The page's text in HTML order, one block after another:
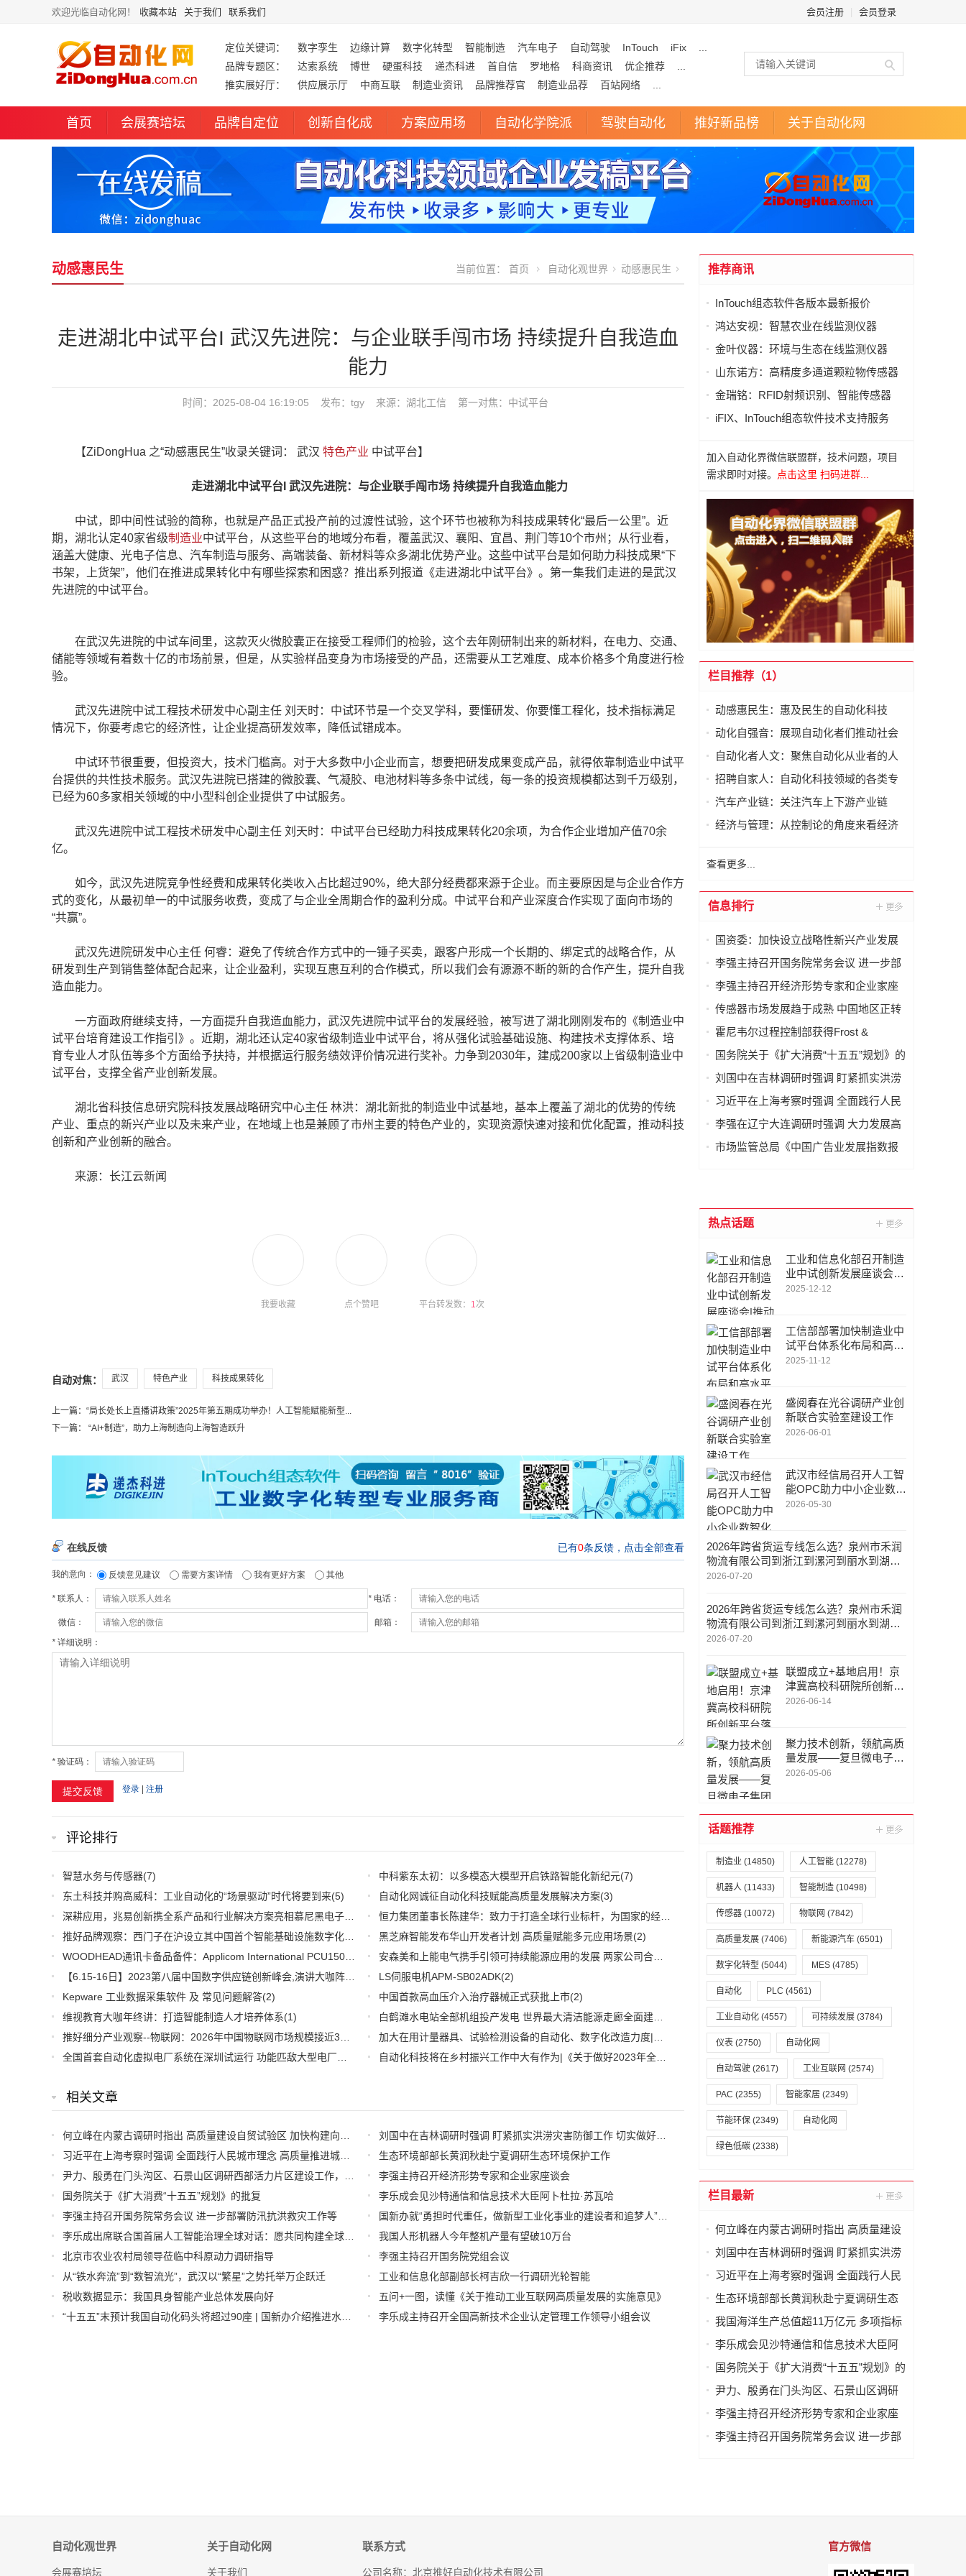
欢迎光临自动化网！ 收藏本站 关于我们 联系我们 会员注册 会员登录
定位关键词： 数字孪生 边缘计算 数字化转型 智能制造 汽车电子 自动驾驶 InTouch iFix
品牌专题区：
达索系统 博世 硬蛋科技 递杰科进 首自信 罗地格 科商资讯 优企推荐
推实展好厅：
供应展示厅 中商互联 制造业资讯 品牌推荐官 制造业品荐 百站网络
首页 会展赛培坛 品牌自定位 创新自化成 方案应用场 自动化学院派 驾驶自动化 推好新品榜 关于自动化网
动感惠民生 当前位置： 首页 自动化观世界 动感惠民生
走进湖北中试平台I 武汉先进院：与企业联手闯市场 持续提升自我造血
能力
时间：2025-08-04 16:19:05 发布：tgy 来源：湖北工信 第一对焦： 中试平台
【ZiDongHua 之“动感惠民生”收录关键词： 武汉 特色产业 中试平台】
走进湖北中试平台I 武汉先进院：与企业联手闯市场 持续提升自我造血能力
中试，即中间性试验的简称，也就是产品正式投产前的过渡性试验，这个环节也被称为科技成果转化“最后一公里”。近
期，湖北认定40家省级制造业中试平台，从这些平台的地域分布看，覆盖武汉、襄阳、宜昌、荆门等10个市州；从行业看，
涵盖大健康、光电子信息、汽车制造与服务、高端装备、新材料等众多湖北优势产业。这些中试平台是如何助力科技成果“下
书架，上货架”，他们在推进成果转化中有哪些探索和困惑？推出系列报道《走进湖北中试平台》。第一集我们走进的是武汉
先进院的中试平台。
在武汉先进院的中试车间里，这款灭火微胶囊正在接受工程师们的检验，这个去年刚研制出来的新材料，在电力、交通、
储能等领域有着数十亿的市场前景，但是，从实验样品变身为市场接受的产品，还需要从工艺难度、成本价格多个角度进行检
验。
武汉先进院中试工程技术研发中心副主任 刘天时：中试环节是一个交叉学科，要懂研发、你要懂工程化，技术指标满足
情况下，你要考虑它的经济性，让企业提高研发效率，降低试错成本。
中试环节很重要，但投资大，技术门槛高。对于大多数中小企业而言，想要把研发成果变成产品，就得依靠制造业中试平
台提供的共性技术服务。武汉先进院已搭建的微胶囊、气凝胶、电池材料等多条中试线，每一条的投资规模都达到千万级别，
已经为60多家相关领域的中小型科创企业提供了中试服务。
武汉先进院中试工程技术研发中心副主任 刘天时：中试平台已经助力科技成果转化20余项，为合作企业增加产值70余
亿。
如今，武汉先进院竞争性经费和成果转化类收入占比超过90%，绝大部分经费都来源于企业。而主要原因是与企业合作方
式的变化，从最初单一的中试服务收费，变成了与企业全周期合作的盈利分成。中试平台和产业深度合作实现了面向市场的
“共赢”。
武汉先进院研发中心主任 何睿：避免了传统合作方式中的一锤子买卖，跟客户形成一个长期的、绑定式的战略合作，从
研发到生产到销售整体配合起来，让企业盈利，实现互惠互利的合作模式，所以我们会有源源不断的新的合作产生，提升自我
造血能力。
一方面政府继续支持，一方面提升自我造血能力，武汉先进院中试平台的发展经验，被写进了湖北刚刚发布的《制造业中
试平台培育建设工作指引》。近期，湖北还认定40家省级制造业中试平台，将从强化试验基础设施、构建技术支撑体系、培
育专业人才队伍等多个方面给予扶持，并根据运行服务绩效评价情况进行奖补。力争到2030年，建成200家以上省级制造业中
试平台，支撑全省产业创新发展。
湖北省科技信息研究院科技发展战略研究中心主任 林洪：湖北新批的制造业中试基地，基本上覆盖了湖北的优势的传统
产业、重点的新兴产业以及未来产业，在地域上也是兼顾了市州主要的特色产业的，实现资源快速对接和优化配置，推动科技
创新和产业创新的融合。
来源：长江云新闻
我要收藏 点个赞吧 平台转发数： 1次
自动对焦： 武汉 特色产业 科技成果转化
上一篇： “局长处长上直播讲政策”2025年第五期成功举办！人工智能赋能新型...
下一篇： “AI+制造”，助力上海制造向上海智造跃升
评论排行
智慧水务与传感器(7) 中科紫东太初：以多模态大模型开启铁路智能化新纪元(7)
东土科技并购高威科：工业自动化的“场景驱动”时代将要到来(5) 自动化网诚征自动化科技赋能高质量发展解决方案(3)
恒力集团董事长陈建华：致力于打造全球行业标杆，为国家的经济高质量发展贡献更大力量|上海电气集团党委书记、董事长吴磊来访
(2)
黑芝麻智能发布华山开发者计划 高质量赋能多元应用场景(2)
(2) 安森美和上能电气携手引领可持续能源应用的发展 两家公司合作开发高性能储能和太阳能组串式逆变器方案 以实现可持续的未来
(2)
LS伺服电机APM-SB02ADK(2)
Kepware 工业数据采集软件 及 常见问题解答(2) 中国首款高血压介入治疗器械正式获批上市(2)
维视教育大咖年终讲：打造智能制造人才培养体系(1)
白鹤滩水电站全部机组投产发电 世界最大清洁能源走廊全面建成|将为建设新型能源体系、保障国家能源安全、实现“双碳”目标提供有力支撑
(1)
(1) 自动化科技将在乡村振兴工作中大有作为|《关于做好2023年全面推进乡村振兴重点工作的意见》发布 (1)
相关文章
刘国中在吉林调研时强调 盯紧抓实洪涝灾害防御工作 切实做好农业防灾减灾
生态环境部部长黄润秋赴宁夏调研生态环境保护工作
李强主持召开经济形势专家和企业家座谈会
国务院关于《扩大消费“十五五”规划》的批复
李乐成会见沙特通信和信息技术大臣阿卜杜拉·苏瓦哈
李强主持召开国务院常务会议 进一步部署防汛抗洪救灾工作等
国新办就“勇担时代重任，做新型工业化事业的建设者和追梦人”举行中外记者见面会
我国人形机器人今年整机产量有望破10万台
北京市农业农村局领导莅临中科原动力调研指导
李强主持召开国务院党组会议
从“铁水奔流”到“数智流光”，武汉以“繁星”之势托举万企跃迁
工业和信息化部副部长柯吉欣一行调研光轮智能
税收数据显示：我国具身智能产业总体发展向好
五问+一图，读懂《关于推动工业互联网高质量发展的实施意见》
李乐成主持召开全国高新技术企业认定管理工作领导小组会议
推荐商讯
InTouch组态软件各版本最新报价
鸿达安视：智慧农业在线监测仪器
金叶仪器：环境与生态在线监测仪器
山东诺方：高精度多通道颗粒物传感器
金瑞铭：RFID射频识别、智能传感器
iFIX、InTouch组态软件技术支持服务
加入自动化界微信联盟群，技术问题，项目
需求即时对接。
点击这里 扫码进群...
栏目推荐（1）
动感惠民生：惠及民生的自动化科技
动化自强音：展现自动化者们推动社会
进步发出的响亮声音
自动化者人文：聚焦自动化从业者的人
文思考
招聘自家人：自动化科技领域的各类专
家及人才需求资讯
汽车产业链：关注汽车上下游产业链
经济与管理：从控制论的角度来看经济
查看更多...
信息排行
国资委：加快设立战略性新兴产业发展
专项基金
李强主持召开国务院常务会议 进一步部
署防汛抗洪救灾工作等
李强主持召开经济形势专家和企业家座
谈会
传感器市场发展趋于成熟 中国地区正转
型
霍尼韦尔过程控制部获得Frost &
Sullivan 颁发的“年度卓越环保贡献奖”
国务院关于《扩大消费“十五五”规划》的
批复
刘国中在吉林调研时强调 盯紧抓实洪涝
灾害防御工作 切实做好农业防灾减灾
习近平在上海考察时强调 全面践行人民
城市理念 高质量推进城市更新
李强在辽宁大连调研时强调 大力发展高
端装备制造业 加快建设现代化产业体系
市场监管总局《中国广告业发展指数报
热点话题
工业和信息化部召开制造
业中试创新发展座谈会|
推动中试平台延伸产业链
2025-12-12
工信部部署加快制造业中
试平台体系化布局和高水
平建设
2025-11-12
盛阅春在光谷调研产业创
新联合实验室建设工作
2026-06-01
武汉市经信局召开人工智
能OPC助力中小企业数智
化转型座谈会
2026-05-30
2026年跨省货运专线怎么选？泉州市禾润
物流有限公司到浙江到漯河到丽水到湖州
到南京全解析
2026-07-20
2026年跨省货运专线怎么选？泉州市禾润
物流有限公司到浙江到漯河到丽水到湖州
到南京全解析
2026-07-20
联盟成立+基地启用！京
津冀高校科研院所创新平
台落地
2026-06-14
聚力技术创新，领航高质
量发展——复旦微电子集
团技术专家委员会首次会
2026-05-06
话题推荐
制造业 (14850) 人工智能 (12278)
机器人 (11433) 智能制造 (10498)
传感器 (10072) 物联网 (7842)
高质量发展 (7406) 新能源汽车 (6501)
数字化转型 (5044) MES (4785)
自动化 PLC (4561)
工业自动化 (4557) 可持续发展 (3784)
仪表 (2750) 自动化网
自动驾驶 (2617) 工业互联网 (2574)
PAC (2355) 智能家居 (2349)
节能环保 (2349) 自动化网
绿色低碳 (2338)
栏目最新
何立峰在内蒙古调研时指出 高质量建设
自贸试验区 加快构建向北开放重要桥头
刘国中在吉林调研时强调 盯紧抓实洪涝
灾害防御工作 切实做好农业防灾减灾
习近平在上海考察时强调 全面践行人民
城市理念 高质量推进城市更新
生态环境部部长黄润秋赴宁夏调研生态
环境保护工作
我国海洋生产总值超11万亿元 多项指标
全球领先
李乐成会见沙特通信和信息技术大臣阿
卜杜拉·苏瓦哈
国务院关于《扩大消费“十五五”规划》的
批复
尹力、殷勇在门头沟区、石景山区调研
西部活力片区建设工作，要求绘就“山水
李强主持召开经济形势专家和企业家座
谈会
李强主持召开国务院常务会议 进一步部
自动化观世界
会展赛培坛
关于自动化网
关于我们
联系方式
公司名称：北京推好自动化技术有限公司
官方微信